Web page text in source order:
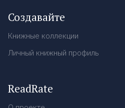
Создавайте
Книжные коллекции
Личный книжный профиль
ReadRate